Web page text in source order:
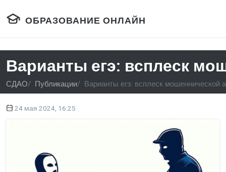
ОБРАЗОВАНИЕ ОНЛАЙН
Варианты егэ: всплеск
СДАО Публикации Варианты егэ: всплеск мошеннической
24 мая 2024, 16:25